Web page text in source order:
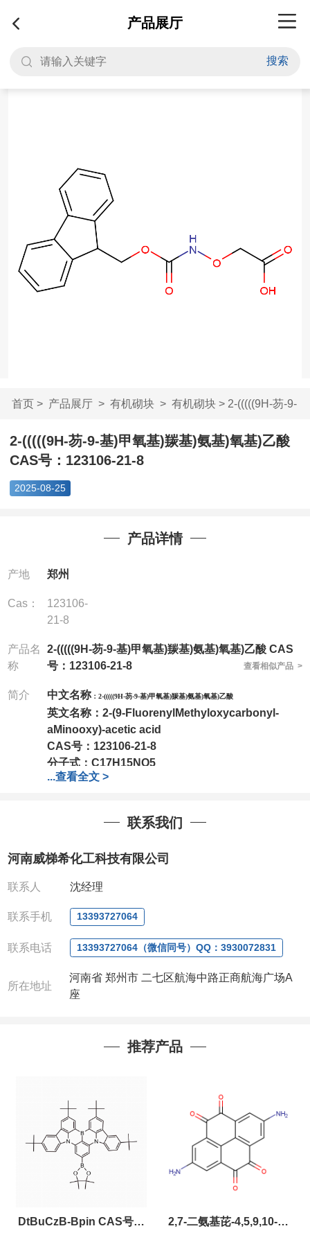
产品展厅
搜索
首页> 产品展厅> 有机砌块> 有机砌块> 2-(((((9H-芴-9-
基)甲氧基)羰...
2-(((((9H-芴-9-基)甲氧基)羰基)氨基)氧基)乙酸
CAS号：123106-21-8
2025-08-25
产品详情
产地 郑州
Cas：
123106-
21-8
产品名
称
2-(((((9H-芴-9-基)甲氧基)羰基)氨基)氧基)乙酸 CAS
号：123106-21-8
查看相似产品 >
简介 中文名称： 2-(((((9H-芴-9-基)甲氧基)羰基)氨基)氧基)乙酸
英文名称： 2-(9-FluorenylMethyloxycarbonyl-
aMinooxy)-acetic acid
CAS号： 123106-21-8
分子式： C17H15NO5
分子量：313.3
;1g;2.5g ;5g ;10g可根据客户需求进行分装
我司对高校及科研单位先发货和
全额退款,并承担所有运费。电话:0371-
63377391/13393727064
QQ:3930072831
微信 :13393727064
联系人: 沈晓东(欢迎致电,或QQ、微信联系)
...查看全文 >
联系我们
河南威梯希化工科技有限公司
联系人 沈经理
联系手机 13393727064
联系电话 13393727064（微信同号）QQ：3930072831
所在地址
河南省 郑州市 二七区航海中路正商航海广场A
座
推荐产品
DtBuCzB-Bpin CAS号： 2,7-二氨基芘-4,5,9,10-四